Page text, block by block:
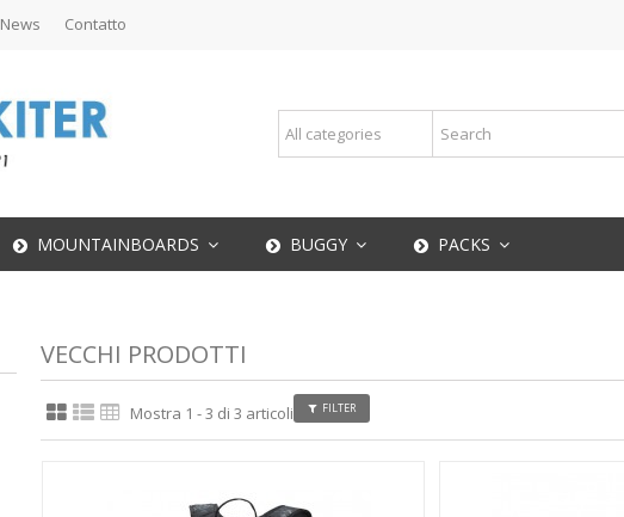
News Contatto
MOUNTAINBOARDS BUGGY PACKS
VECCHI PRODOTTI
Mostra 1 - 3 di 3 articoli FILTER